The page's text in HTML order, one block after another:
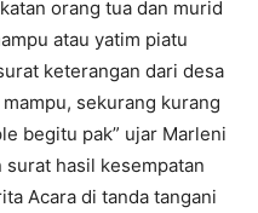
orang tua dan murid
atau yatim piatu
keterangan dari desa
sekurang kurang
begitu pak” ujar Marleni
surat hasil kesempatan
Acara di tanda tangani